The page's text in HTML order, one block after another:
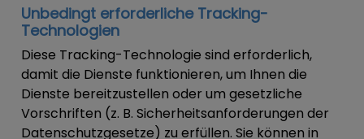
Unbedingt erforderliche Tracking-
Technologien
Diese Tracking-Technologie sind erforderlich,
damit die Dienste funktionieren, um Ihnen die
Dienste bereitzustellen oder um gesetzliche
Vorschriften (z. B. Sicherheitsanforderungen der
Datenschutzgesetze) zu erfüllen. Sie können in